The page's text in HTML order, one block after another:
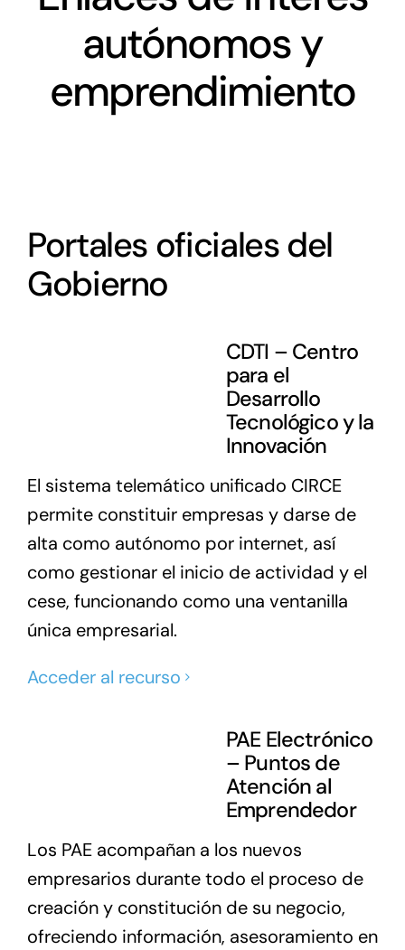
Antena Tecnológica
Eventos
autónomos y
emprendimiento
Portales oficiales del
Gobierno
CDTI – Centro
para el
Desarrollo
Tecnológico y la
Innovación
El sistema telemático unificado CIRCE
permite constituir empresas y darse de
alta como autónomo por internet, así
como gestionar el inicio de actividad y el
cese, funcionando como una ventanilla
única empresarial.
Acceder al recurso
PAE Electrónico
– Puntos de
Atención al
Emprendedor
Los PAE acompañan a los nuevos
empresarios durante todo el proceso de
creación y constitución de su negocio,
ofreciendo información, asesoramiento en